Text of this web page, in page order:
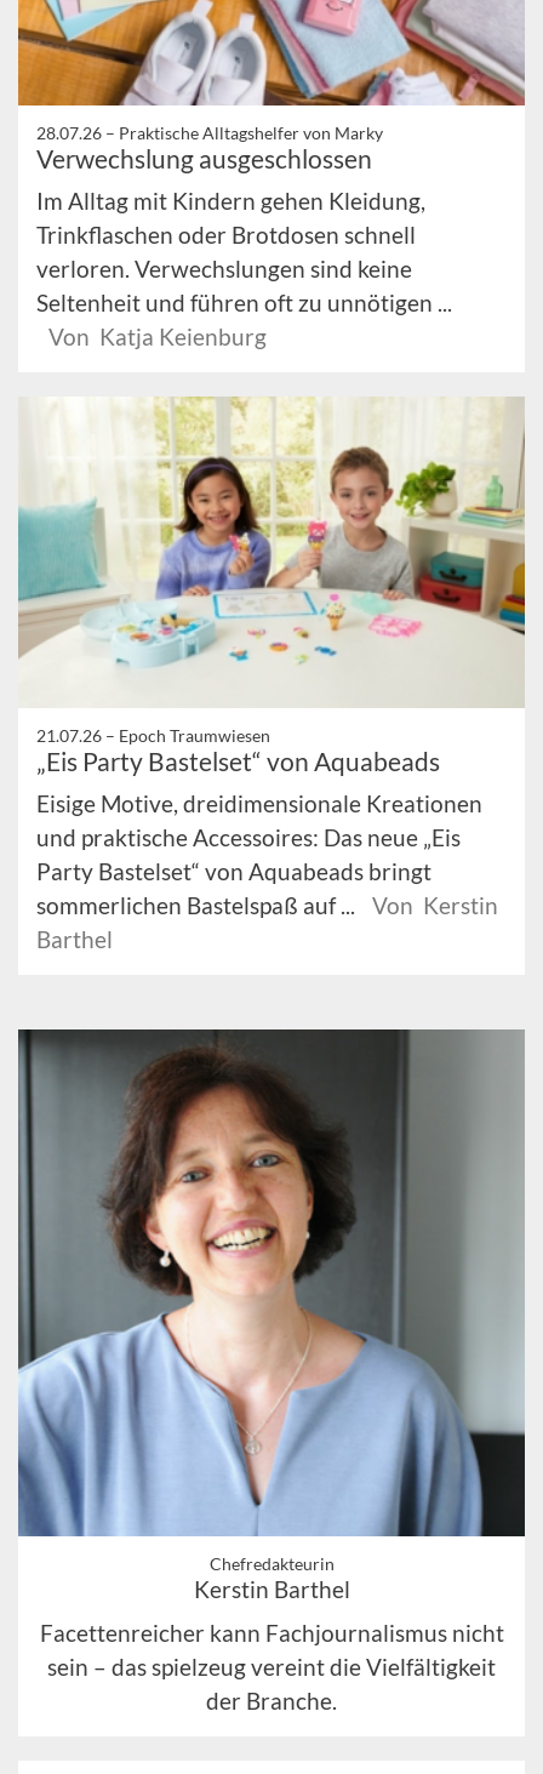
28.07.26 – Praktische Alltagshelfer von Marky
Verwechslung ausgeschlossen
Im Alltag mit Kindern gehen Kleidung,
Trinkflaschen oder Brotdosen schnell
verloren. Verwechslungen sind keine
Seltenheit und führen oft zu unnötigen ...
Von Katja Keienburg
21.07.26 – Epoch Traumwiesen
„Eis Party Bastelset“ von Aquabeads
Eisige Motive, dreidimensionale Kreationen
und praktische Accessoires: Das neue „Eis
Party Bastelset“ von Aquabeads bringt
sommerlichen Bastelspaß auf ...
Von Kerstin
Barthel
Chefredakteurin
Kerstin Barthel
Facettenreicher kann Fachjournalismus nicht
sein – das spielzeug vereint die Vielfältigkeit
der Branche.